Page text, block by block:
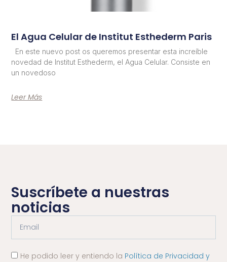
El Agua Celular de Institut Esthederm Paris
En este nuevo post os queremos presentar esta increíble
novedad de Institut Esthederm, el Agua Celular. Consiste en
un novedoso
Leer Más
Suscríbete a nuestras
noticias
He podido leer y entiendo la Política de Privacidad y